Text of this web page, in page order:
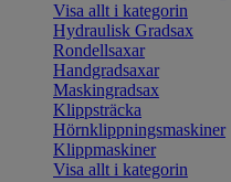
Visa allt i kategorin
Hydraulisk Gradsax
Rondellsaxar
Handgradsaxar
Maskingradsax
Klippsträcka
Hörnklippningsmaskiner
Klippmaskiner
Visa allt i kategorin